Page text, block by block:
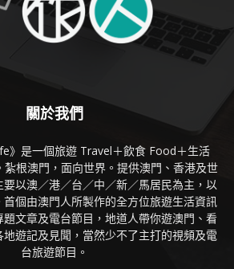
關於我們
》是一個旅遊 Travel＋飲食 Food＋生活
根澳門，面向世界。提供澳門、香港及世
以澳／港／台／中／新／馬居民為主，以
個由澳門人所製作的全方位旅遊生活資訊
文章及電台節目，地道人帶你遊澳門、看
遊記及見聞，當然少不了主打的視頻及電
台旅遊節目。